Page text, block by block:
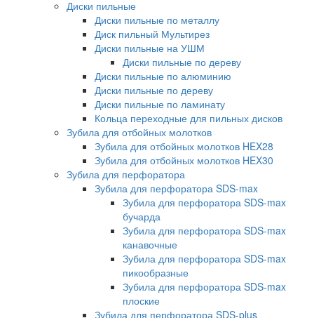
Диски пильные
Диски пильные по металлу
Диск пильный Мультирез
Диски пильные на УШМ
Диски пильные по дереву
Диски пильные по алюминию
Диски пильные по дереву
Диски пильные по ламинату
Кольца переходные для пильных дисков
Зубила для отбойных молотков
Зубила для отбойных молотков HEX28
Зубила для отбойных молотков HEX30
Зубила для перфоратора
Зубила для перфоратора SDS-max
Зубила для перфоратора SDS-max
бучарда
Зубила для перфоратора SDS-max
канавочные
Зубила для перфоратора SDS-max
пикообразные
Зубила для перфоратора SDS-max
плоские
Зубила для перфоратора SDS-plus